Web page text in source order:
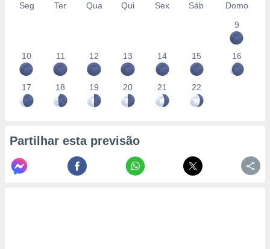
Seg Ter Qua Qui Sex Sáb
Domo
9
10 11 12 13 14 15 16
17 18 19 20 21 22
Partilhar esta previsão